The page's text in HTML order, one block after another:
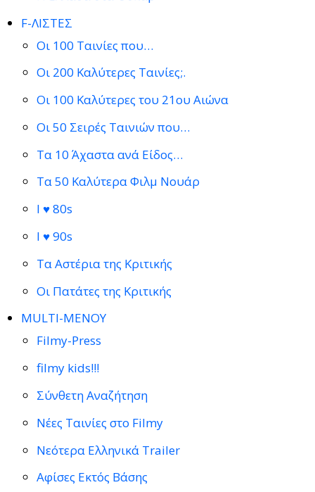
F-ΛΙΣΤΕΣ
Οι 100 Ταινίες που…
Οι 200 Καλύτερες Ταινίες;.
Οι 100 Καλύτερες του 21ου Αιώνα
Οι 50 Σειρές Ταινιών που…
Τα 10 Άχαστα ανά Είδος…
Τα 50 Καλύτερα Φιλμ Νουάρ
I ♥ 80s
I ♥ 90s
Τα Αστέρια της Κριτικής
Οι Πατάτες της Κριτικής
MULTI-ΜΕΝΟΥ
Filmy-Press
filmy kids!!!
Σύνθετη Αναζήτηση
Νέες Ταινίες στο Filmy
Νεότερα Ελληνικά Trailer
Αφίσες Εκτός Βάσης